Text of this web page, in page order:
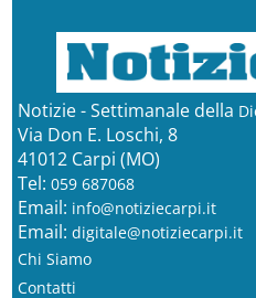
Notizie - Settimanale della
Via Don E. Loschi, 8
41012 Carpi (MO)
Tel: 059 687068
Email: info@notiziecarpi.it
Email: digitale@notiziecarpi.it
Chi Siamo
Contatti